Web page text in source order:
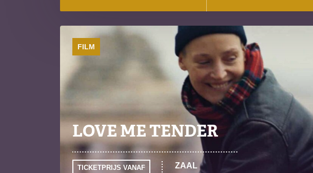
FILM
LOVE ME TENDER
TICKETPRIJS VANAF
ZAAL